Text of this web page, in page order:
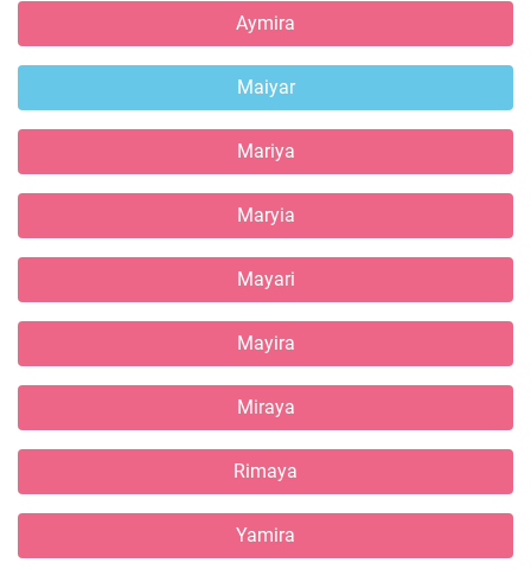
Aymira
Maiyar
Mariya
Maryia
Mayari
Mayira
Miraya
Rimaya
Yamira